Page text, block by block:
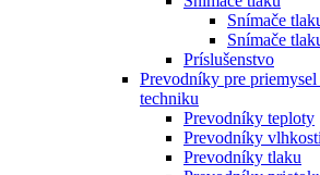
Snímače
Snímače
Príslušenstvo
Prevodníky pre
techniku
Prevodníky teploty
Prevodníky vlhkosti
Prevodníky tlaku